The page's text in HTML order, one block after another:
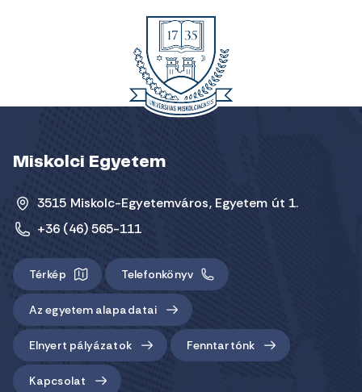
Miskolci Egyetem
3515 Miskolc-Egyetemváros, Egyetem út 1.
+36 (46) 565-111
Térkép Telefonkönyv
Az egyetem alapadatai
Elnyert pályázatok Fenntartónk
Kapcsolat